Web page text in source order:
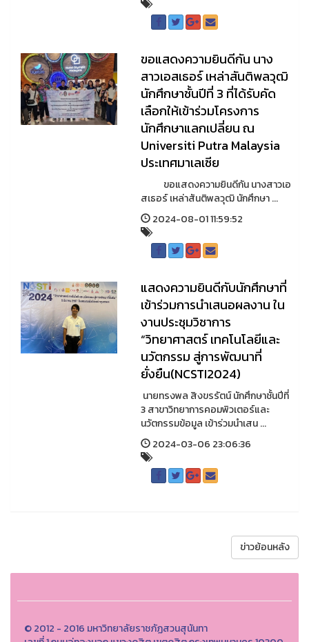
ขอแสดงความยินดีกัน นาง
สาวเอสเธอร์ เหล่าสันติพลวุฒิ
นักศึกษาชั้นปีที่ 3 ที่ได้รับคัด
เลือกให้เข้าร่วมโครงการ
นักศึกษาแลกเปลี่ยน ณ
Universiti Putra Malaysia
ประเทศมาเลเซีย
ขอแสดงความยินดีกัน นางสาวเอ
สเธอร์ เหล่าสันติพลวุฒิ นักศึกษา ...
2024-08-01 11:59:52
แสดงความยินดีกับนักศึกษาที่
เข้าร่วมการนำเสนอผลงาน ใน
งานประชุมวิชาการ
“วิทยาศาสตร์ เทคโนโลยีและ
นวัตกรรม สู่การพัฒนาที่
ยั่งยืน(NCSTI2024)
นายทรงพล สิงขรรัตน์ นักศึกษาชั้นปีที่
3 สาขาวิทยาการคอมพิวเตอร์และ
นวัตกรรมข้อมูล เข้าร่วมนำเสน ...
2024-03-06 23:06:36
ข่าวย้อนหลัง
© 2012 - 2016 มหาวิทยาลัยราชภัฏสวนสุนันทา